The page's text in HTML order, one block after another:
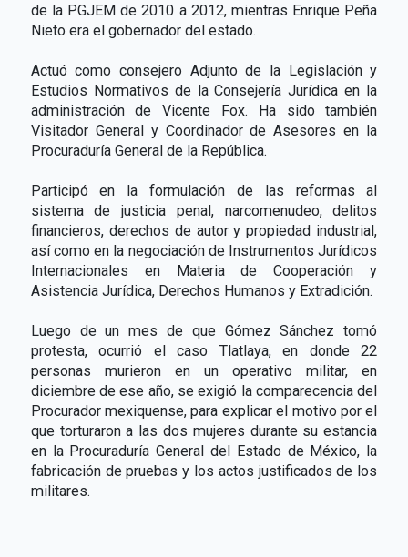
de la PGJEM de 2010 a 2012, mientras Enrique Peña
Nieto era el gobernador del estado.
Actuó como consejero Adjunto de la Legislación y
Estudios Normativos de la Consejería Jurídica en la
administración de Vicente Fox. Ha sido también
Visitador General y Coordinador de Asesores en la
Procuraduría General de la República.
Participó en la formulación de las reformas al
sistema de justicia penal, narcomenudeo, delitos
financieros, derechos de autor y propiedad industrial,
así como en la negociación de Instrumentos Jurídicos
Internacionales en Materia de Cooperación y
Asistencia Jurídica, Derechos Humanos y Extradición.
Luego de un mes de que Gómez Sánchez tomó
protesta, ocurrió el caso Tlatlaya, en donde 22
personas murieron en un operativo militar, en
diciembre de ese año, se exigió la comparecencia del
Procurador mexiquense, para explicar el motivo por el
que torturaron a las dos mujeres durante su estancia
en la Procuraduría General del Estado de México, la
fabricación de pruebas y los actos justificados de los
militares.